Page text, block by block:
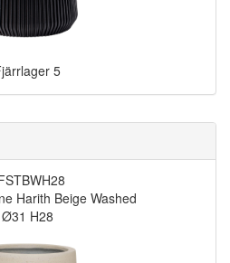
5
Harith Beige Washed
Ø31 H28